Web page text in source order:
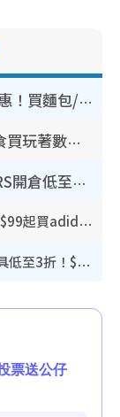
長者優惠｜OK便利店推樂悠咭優惠！買麵包/牛奶/保健品拍卡即減
【8月生日優惠2026】全港85大食買玩著數攻略 自助餐/火鍋放題同行免費＋誠品/DONKI送現金券
開倉優惠｜銅鑼灣MICHAEL KORS開倉低至17折！直擊$500起買手袋/銀包/鞋款 必買經典Jet Set系列
開倉優惠｜馬拉松開倉低至3折！直擊$99起買adidas／New Balance／Puma鞋款 STANLEY保溫杯劈價至$119起
廚具優惠｜普樂氏/意美廚/Buffalo廚具低至3折！$89起買煎鍋／炒鑊／個人鍋 同場小家電激減至$99起